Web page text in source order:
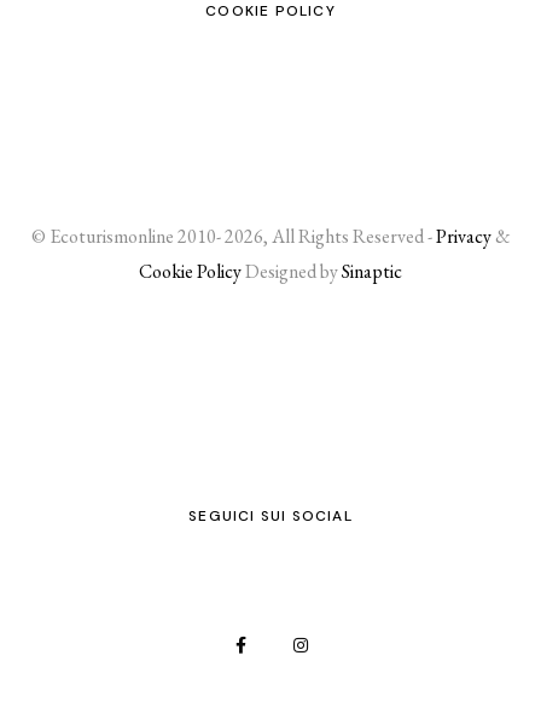
COOKIE POLICY
© Ecoturismonline 2010- 2026, All Rights Reserved -Privacy&
Cookie PolicyDesigned bySinaptic
SEGUICI SUI SOCIAL